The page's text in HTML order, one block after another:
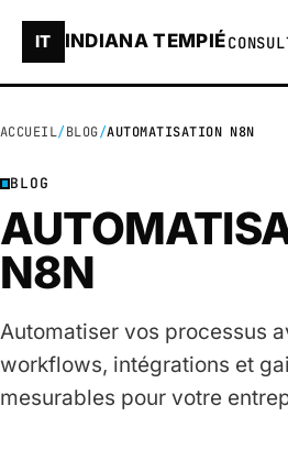
IT INDIANA TEMPIÉ
ACCUEIL BLOG AUTOMATISATION N8N
BLOG
N8N
Automatiser vos processus
workflows, intégrations et
mesurables pour votre